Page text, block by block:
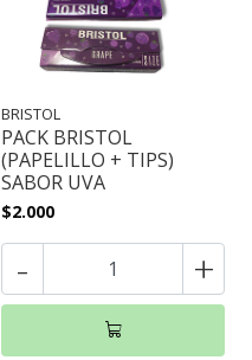
BRISTOL
PACK BRISTOL
(PAPELILLO + TIPS)
SABOR UVA
$2.000
- +